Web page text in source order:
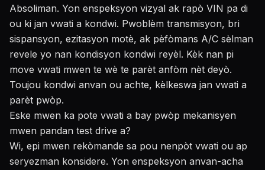
Absoliman. Yon enspeksyon vizyal ak rapò VIN pa di
ou ki jan vwati a kondwi. Pwoblèm transmisyon, bri
sispansyon, ezitasyon motè, ak pèfòmans A/C sèlman
revele yo nan kondisyon kondwi reyèl. Kèk nan pi
move vwati mwen te wè te parèt anfòm nèt deyò.
Toujou kondwi anvan ou achte, kèlkeswa jan vwati a
parèt pwòp.
Eske mwen ka pote vwati a bay pwòp mekanisyen
mwen pandan test drive a?
Wi, epi mwen rekòmande sa pou nenpòt vwati ou ap
seryezman konsidere. Yon enspeksyon anvan-acha